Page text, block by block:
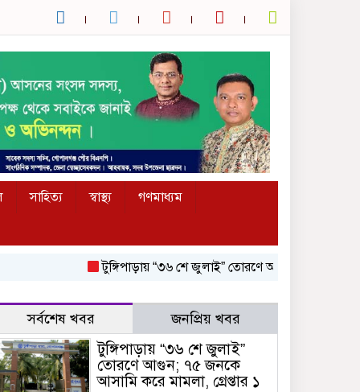
সাহিত্য স্বাস্থ্য
গণমাধ্যম
টুঙ্গিপাড়ায় “৩৬ শে জুলাই” তোরণে আগুন; ৭৫ জনকে আসামি
সর্বশেষ খবর জনপ্রিয় খবর
টুঙ্গিপাড়ায় “৩৬ শে জুলাই”
তোরণে আগুন; ৭৫ জনকে
আসামি করে মামলা, গ্রেপ্তার ১